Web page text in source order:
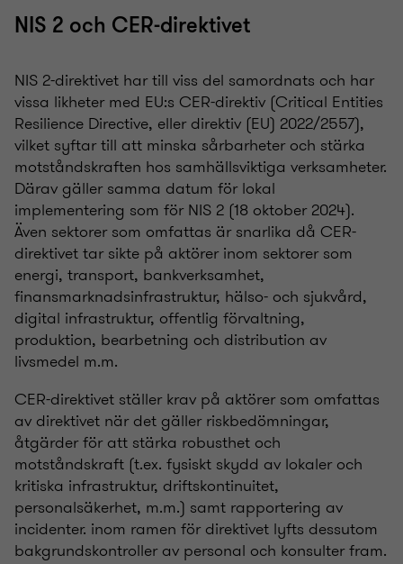
NIS 2 och CER-direktivet
NIS 2-direktivet har till viss del samordnats och har
vissa likheter med EU:s CER-direktiv (Critical Entities
Resilience Directive, eller direktiv (EU) 2022/2557),
vilket syftar till att minska sårbarheter och stärka
motståndskraften hos samhällsviktiga verksamheter.
Därav gäller samma datum för lokal
implementering som för NIS 2 (18 oktober 2024).
Även sektorer som omfattas är snarlika då CER-
direktivet tar sikte på aktörer inom sektorer som
energi, transport, bankverksamhet,
finansmarknadsinfrastruktur, hälso- och sjukvård,
digital infrastruktur, offentlig förvaltning,
produktion, bearbetning och distribution av
livsmedel m.m.
CER-direktivet ställer krav på aktörer som omfattas
av direktivet när det gäller riskbedömningar,
åtgärder för att stärka robusthet och
motståndskraft (t.ex. fysiskt skydd av lokaler och
kritiska infrastruktur, driftskontinuitet,
personalsäkerhet, m.m.) samt rapportering av
incidenter. inom ramen för direktivet lyfts dessutom
bakgrundskontroller av personal och konsulter fram.